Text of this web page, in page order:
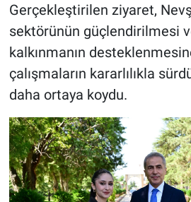
Gerçekleştirilen ziyaret,
sektörünün güçlendirilmesi
kalkınmanın
çalışmaların kararlılıkla
daha ortaya koydu.